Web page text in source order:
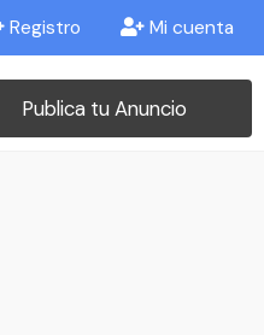
Registro Mi cuenta
Publica tu Anuncio